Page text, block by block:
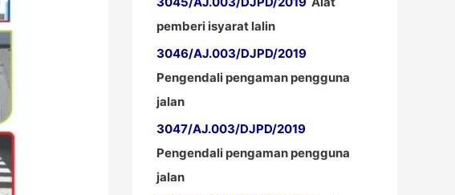
pemberi isyarat lalin
3046/AJ.003/DJPD/2019
Pengendali pengaman pengguna
jalan
3047/AJ.003/DJPD/2019
Pengendali pengaman pengguna
jalan